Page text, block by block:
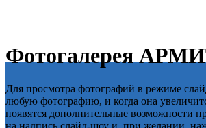
Фотогалерея
Для просмотра фотографий в режиме
любую фотографию, и когда она
появятся дополнительные возможности